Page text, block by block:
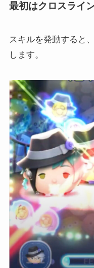
最初はクロスライ
スキルを発動すると
します。